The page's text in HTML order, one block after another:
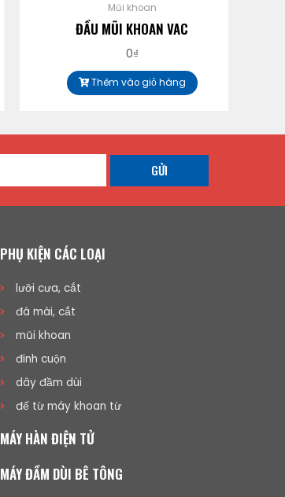
Mũi khoan
ĐẦU MŨI KHOAN VAC
Thêm vào giỏ hàng
GỬI
PHỤ KIỆN CÁC LOẠI
lưỡi cưa, cắt
đá mài, cắt
mũi khoan
đinh cuộn
dây đầm dùi
đế từ máy khoan từ
MÁY HÀN ĐIỆN TỬ
MÁY ĐẦM DÙI BÊ TÔNG